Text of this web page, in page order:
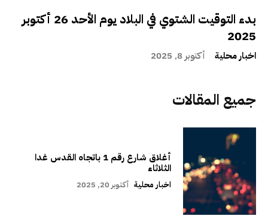
بدء التوقيت الشتوي في البلاد يوم الأحد 26 أكتوبر
2025
اخبار محلية أكتوبر 8, 2025
جميع المقالات
أغلاق شارع رقم 1 باتجاه القدس غدا
الثلاثاء
اخبار محلية أكتوبر 20, 2025